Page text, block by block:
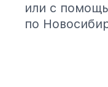
или с
по